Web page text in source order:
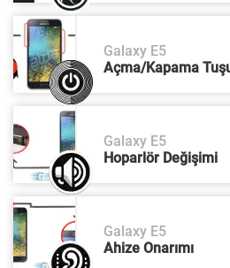
Galaxy E5
Açma/Kapama
Galaxy E5
Hoparlör Değişimi
Galaxy E5
Ahize Onarımı